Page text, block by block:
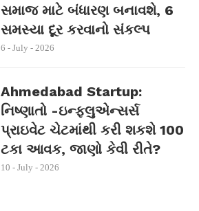
સમાજ માટે બંધારણ બનાવશે, 6
સમસ્યા દૂર કરવાનો સંકલ્પ
6 - July - 2026
Ahmedabad Startup:
નિષ્ણાતો -ઇન્ફ્લુએન્સર્સ
પ્રાઇવેટ ચેટમાંથી કરી શકશે 100
ટકા આવક, જાણો કેવી રીતે?
10 - July - 2026